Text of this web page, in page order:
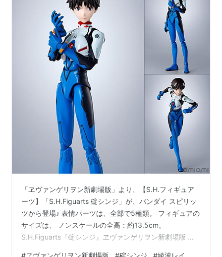
「ヱヴァンゲリヲン新劇場版」より、【S.H.フィギュア
ーツ】「S.H.Figuarts 碇シンジ」が、バンダイ スピリッ
ツから登場♪ 表情パーツは、全部で5種類。 フィギュアの
サイズは、 ノンスケールの全高：約13.5cm。
S.H.Figuarts『碇シンジ』ヱヴァンゲリヲン新劇場版 可
#ヱヴァンゲリヲン新劇場版 #碇シンジ #綾波レイ